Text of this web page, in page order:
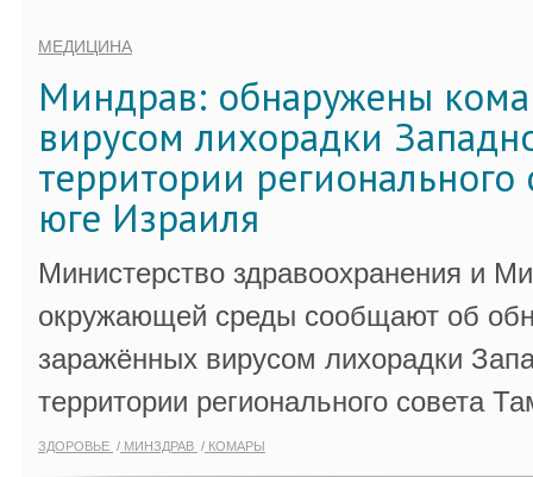
МЕДИЦИНА
Миндрав: обнаружены
вирусом лихорадки
территории регионального
юге Израиля
Министерство здравоохранения и
окружающей среды сообщают об
заражённых вирусом лихорадки
территории регионального совета
ЗДОРОВЬЕ МИНЗДРАВ КОМАРЫ